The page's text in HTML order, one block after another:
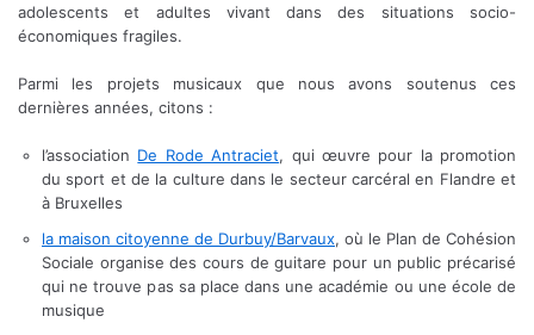
adolescents et adultes vivant dans des situations socio-
économiques fragiles.
Parmi les projets musicaux que nous avons soutenus ces
dernières années, citons :
l’association De Rode Antraciet, qui œuvre pour la promotion
du sport et de la culture dans le secteur carcéral en Flandre et
à Bruxelles
la maison citoyenne de Durbuy/Barvaux, où le Plan de Cohésion
Sociale organise des cours de guitare pour un public précarisé
qui ne trouve pas sa place dans une académie ou une école de
musique